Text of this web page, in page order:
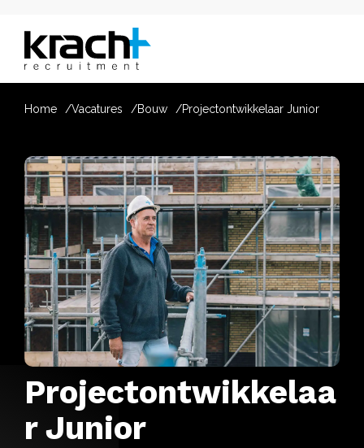
Home Vacatures Bouw Projectontwikkelaar Junior
Projectontwikkelaa
r Junior